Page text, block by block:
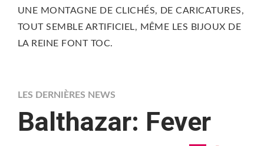
UNE MONTAGNE DE CLICHÉS, DE CARICATURES,
TOUT SEMBLE ARTIFICIEL, MÊME LES BIJOUX DE
LA REINE FONT TOC.
LES DERNIÈRES NEWS
Balthazar: Fever